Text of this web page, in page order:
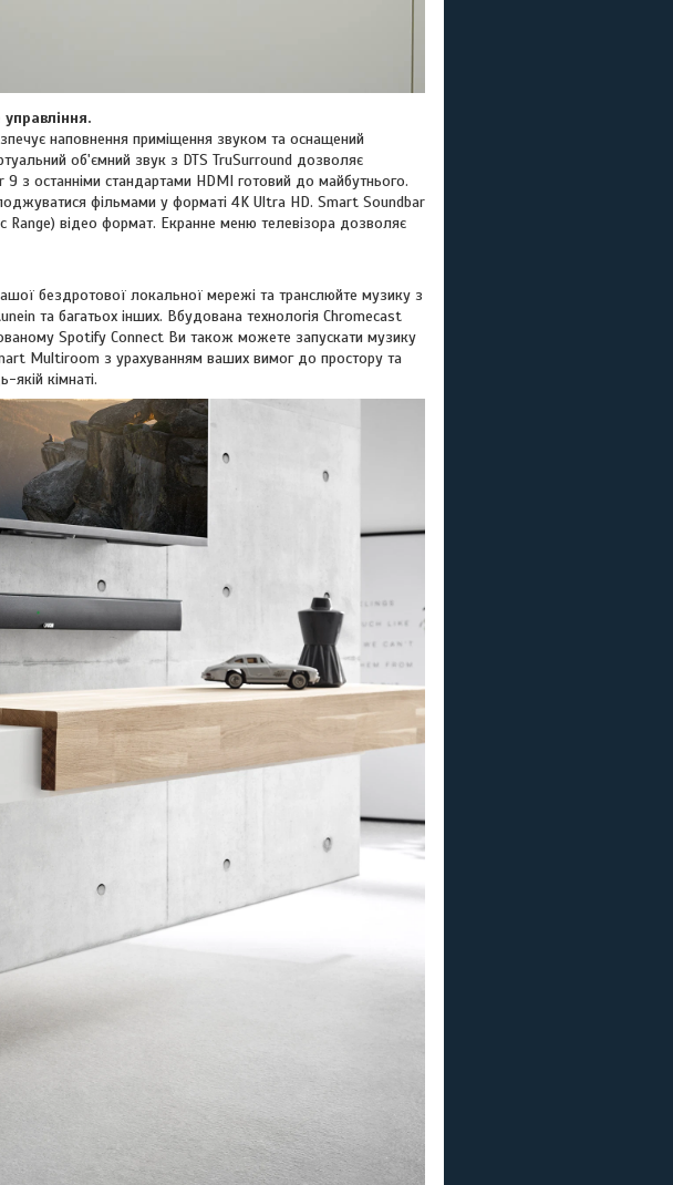
наповнення приміщення звуком та оснащений
об'ємний звук з DTS TruSurround дозволяє
з останніми стандартами HDMI готовий до майбутнього.
фільмами у форматі 4K Ultra HD. Smart Soundbar
Range) відео формат. Екранне меню телевізора дозволяє
бездротової локальної мережі та транслюйте музику з
та багатьох інших. Вбудована технологія Chromecast
Spotify Connect Ви також можете запускати музику
Multiroom з урахуванням ваших вимог до простору та
якій кімнаті.